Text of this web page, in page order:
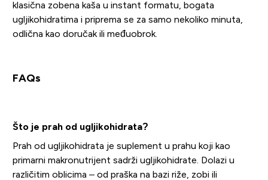
klasična zobena kaša u instant formatu, bogata
ugljikohidratima i priprema se za samo nekoliko minuta,
odlična kao doručak ili međuobrok.
FAQs
Što je prah od ugljikohidrata?
Prah od ugljikohidrata je suplement u prahu koji kao
primarni makronutrijent sadrži ugljikohidrate. Dolazi u
različitim oblicima – od praška na bazi riže, zobi ili